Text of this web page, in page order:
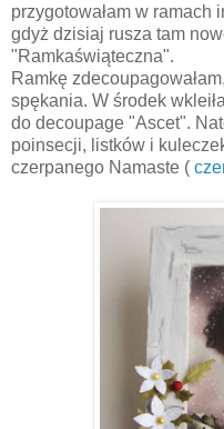
przygotowałam w ramach
gdyż dzisiaj rusza tam
"Ramkaświąteczna".
Ramkę
spękania. W środek
do decoupage "Ascet".
poinsecji, listków i
czerpanego Namaste (